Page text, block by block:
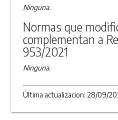
Ninguna.
Normas que
complementan a
953/2021
Ninguna.
Última actualizacion: 28/09/